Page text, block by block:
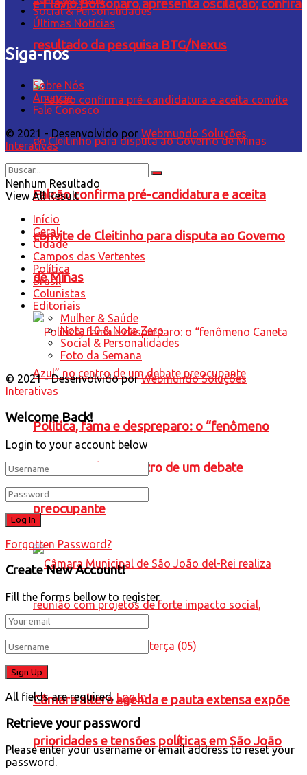
e Flávio Bolsonaro apresenta oscilação; confira
resultado da pesquisa BTG/Nexus
Falcão confirma pré-candidatura e aceita
convite de Cleitinho para disputa ao Governo
de Minas
Política, fama e despreparo: o “fenômeno
Caneta Azul” no centro de um debate
preocupante
Câmara altera agenda e pauta extensa expõe
prioridades e tensões políticas em São João
Social & Personalidades
Últimas Notícias
Siga-nos
Sobre Nós
Anuncie
Fale Conosco
© 2021 - Desenvolvido por Webmundo Soluções
Interativas
Nenhum Resultado
View All Result
Início
Geral
Cidade
Campos das Vertentes
Política
Brasil
Colunistas
Editoriais
Mulher & Saúde
Nota 10 & Nota Zero
Social & Personalidades
Foto da Semana
© 2021 - Desenvolvido porWebmundo Soluções
Interativas
Welcome Back!
Login to your account below
Forgotten Password?
Create New Account!
Fill the forms bellow to register
All fields are required. Log In
Retrieve your password
Please enter your username or email address to reset your
password.